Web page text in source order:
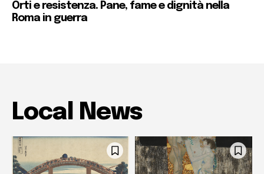
Orti e resistenza. Pane, fame e dignità nella
Roma in guerra
Local News